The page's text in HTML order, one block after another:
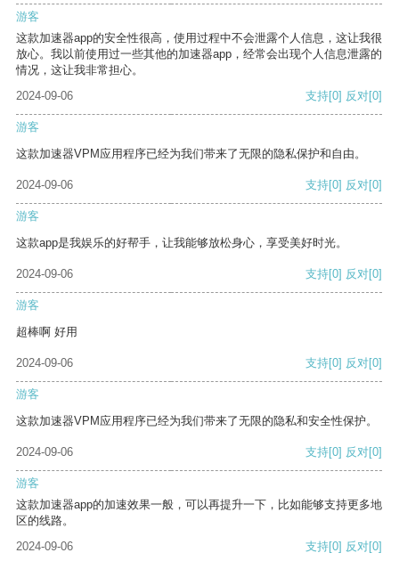
游客
这款加速器app的安全性很高，使用过程中不会泄露个人信息，这让我很
放心。我以前使用过一些其他的加速器app，经常会出现个人信息泄露的
情况，这让我非常担心。
2024-09-06
支持[0] 反对[0]
游客
这款加速器VPM应用程序已经为我们带来了无限的隐私保护和自由。
2024-09-06 支持[0] 反对[0]
游客
这款app是我娱乐的好帮手，让我能够放松身心，享受美好时光。
2024-09-06 支持[0] 反对[0]
游客
超棒啊 好用
2024-09-06 支持[0] 反对[0]
游客
这款加速器VPM应用程序已经为我们带来了无限的隐私和安全性保护。
2024-09-06 支持[0] 反对[0]
游客
这款加速器app的加速效果一般，可以再提升一下，比如能够支持更多地
区的线路。
2024-09-06
支持[0] 反对[0]